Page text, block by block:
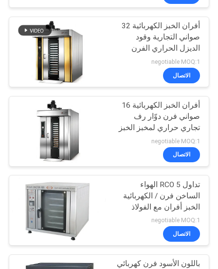
أفران الخبز الكهربائية 32
صواني التجارية وقود
الديزل الحراري الفرن
الدورية فرن الهواء الساخن
الروتاري رف فرن الخبز
negotiable MOQ:1
الاتصال
أفران الخبز الكهربائية 16
صواني فرن دوّار رف
تجاري حراري لمخبز الخبز
negotiable MOQ:1
الاتصال
تداول RCO 5 الهواء
الساخن فرن / الكهربائية
الخبز أفران مع الفولاذ
المقاوم للصدأ الجسم
negotiable MOQ:1
الاتصال
باللون الأسود فرن كهربائي